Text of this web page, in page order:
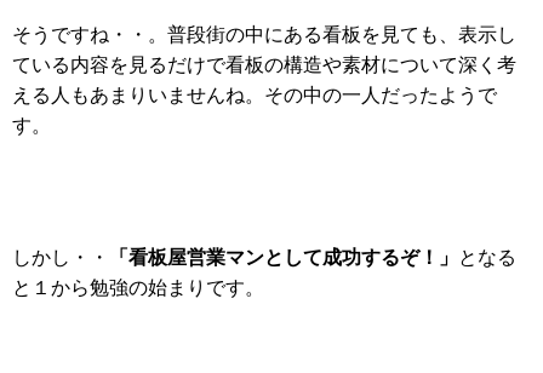
そうですね・・。普段街の中にある看板を見ても、表示し
ている内容を見るだけで看板の構造や素材について深く考
える人もあまりいませんね。その中の一人だったようで
す。
しかし・・ 「看板屋営業マンとして成功するぞ！」 となる
と１から勉強の始まりです。